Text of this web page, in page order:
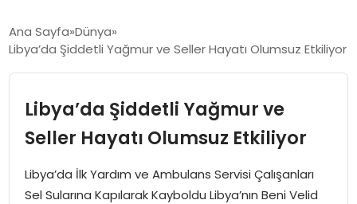
ÖZEL SAYFALAR
TEKNOLOJI
EKONOMI
SPOR
Ana Sayfa Dünya
Libya’da Şiddetli Yağmur ve Seller Hayatı Olumsuz Etkiliyor
Libya’da Şiddetli Yağmur ve
Seller Hayatı Olumsuz Etkiliyor
Libya’da İlk Yardım ve Ambulans Servisi Çalışanları
Sel Sularına Kapılarak Kayboldu Libya’nın Beni Velid